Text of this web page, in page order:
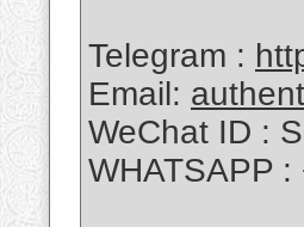
Telegram :
Email:
WeChat ID :
WHATSAPP